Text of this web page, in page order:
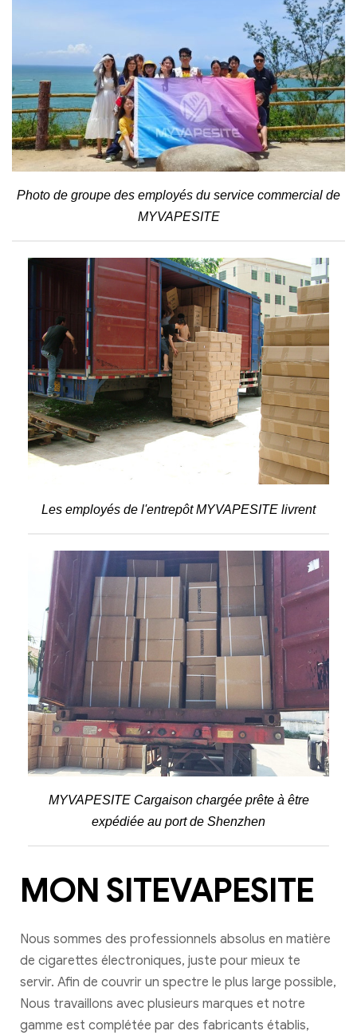
Photo de groupe des employés du service commercial de
MYVAPESITE
Les employés de l'entrepôt MYVAPESITE livrent
MYVAPESITE Cargaison chargée prête à être
expédiée au port de Shenzhen
MON SITEVAPESITE
Nous sommes des professionnels absolus en matière
de cigarettes électroniques, juste pour mieux te
servir. Afin de couvrir un spectre le plus large possible,
Nous travaillons avec plusieurs marques et notre
gamme est complétée par des fabricants établis,